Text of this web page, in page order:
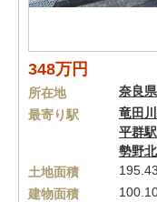
348万円
所在地 奈良県
最寄り駅
竜田
平群駅
勢野
土地面積
建物面積